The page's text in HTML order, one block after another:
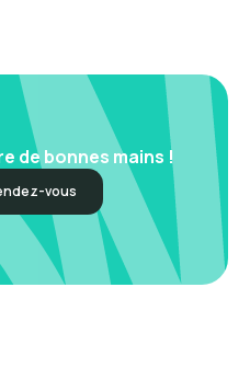
de bonnes mains !
vous